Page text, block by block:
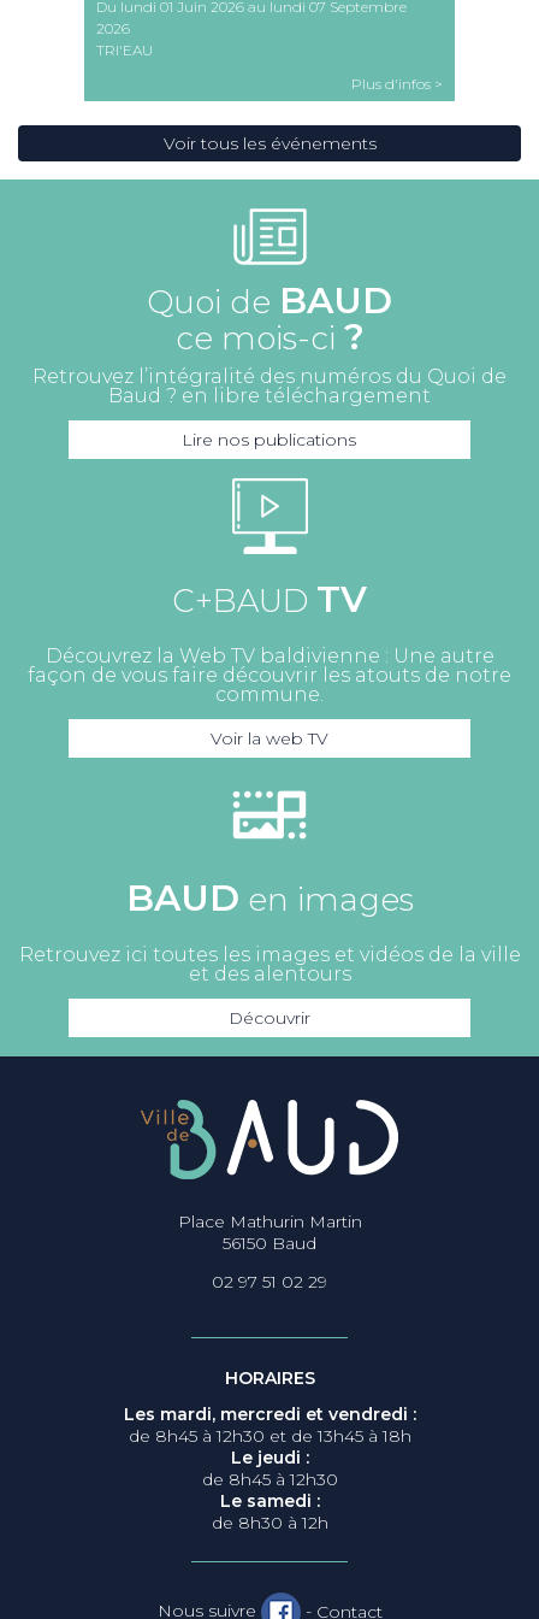
Du lundi 01 Juin 2026 au lundi 07 Septembre
2026
TRI'EAU
Plus d'infos >
Voir tous les événements
Quoi de BAUD
ce mois-ci ?
Retrouvez l’intégralité des numéros du Quoi de
Baud ? en libre téléchargement
Lire nos publications
C+BAUD TV
Découvrez la Web TV baldivienne : Une autre
façon de vous faire découvrir les atouts de notre
commune.
Voir la web TV
BAUD en images
Retrouvez ici toutes les images et vidéos de la ville
et des alentours
Découvrir
Place Mathurin Martin
56150 Baud
02 97 51 02 29
HORAIRES
Les mardi, mercredi et vendredi :
de 8h45 à 12h30 et de 13h45 à 18h
Le jeudi :
de 8h45 à 12h30
Le samedi :
de 8h30 à 12h
Nous suivre - Contact